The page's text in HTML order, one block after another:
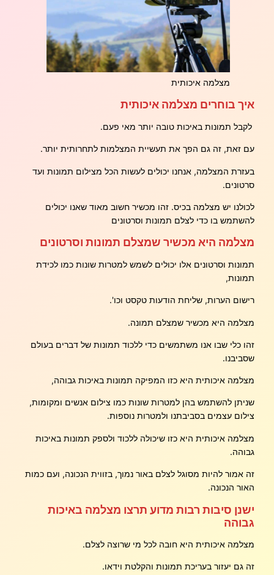
מצלמה איכותית
איך בוחרים מצלמה איכותית
לקבל תמונות באיכות טובה יותר מאי פעם.
עם זאת, זה גם הפך את תעשיית המצלמות לתחרותית יותר.
בעזרת המצלמה, אנחנו יכולים לעשות הכל מצילום תמונות ועד
סרטונים.
לכולנו יש מצלמה בכיס. זהו מכשיר חשוב מאוד שאנו יכולים
להשתמש בו כדי לצלם תמונות וסרטונים
מצלמה היא מכשיר שמצלם תמונות וסרטונים
תמונות וסרטונים אלו יכולים לשמש למטרות שונות כמו לכידת
תמונות,
רישום הערות, שליחת הודעות טקסט וכו'.
מצלמה היא מכשיר שמצלם תמונה.
זהו כלי שבו אנו משתמשים כדי ללכוד תמונות של דברים בעולם
שסביבנו.
מצלמה איכותית היא כזו המפיקה תמונות באיכות גבוהה,
שניתן להשתמש בהן למטרות שונות כמו צילום אנשים ומקומות,
צילום עצמים בסביבתנו ולמטרות נוספות.
מצלמה איכותית היא כזו שיכולה ללכוד ולספק תמונות באיכות
גבוהה.
זה אמור להיות מסוגל לצלם באור נמוך, בזווית הנכונה, ועם כמות
האור הנכונה.
ישנן סיבות רבות מדוע תרצו מצלמה באיכות
גבוהה
מצלמה איכותית היא חובה לכל מי שרוצה לצלם.
זה גם יעזור בעריכת תמונות והקלטת וידאו.